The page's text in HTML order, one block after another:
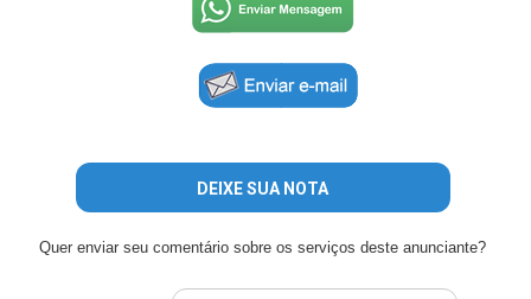
DEIXE SUA NOTA
Quer enviar seu comentário sobre os serviços deste anunciante?